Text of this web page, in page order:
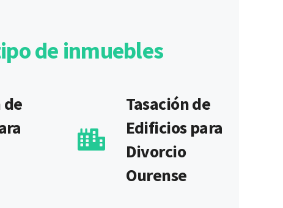
de inmuebles
de
Tasación de
Edificios para
Divorcio
Ourense